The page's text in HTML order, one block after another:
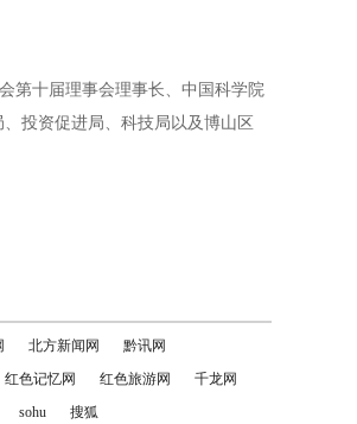
十届理事会理事长、中国科学院
投资促进局、科技局以及博山区
北方新闻网
黔讯网
红色记忆网 红色旅游网
千龙网
sohu 搜狐